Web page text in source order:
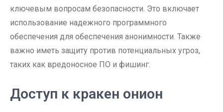
ключевым вопросам безопасности. Это включает
использование надежного программного
обеспечения для обеспечения анонимности. Также
важно иметь защиту против потенциальных угроз,
таких как вредоносное ПО и фишинг.
Доступ к кракен онион